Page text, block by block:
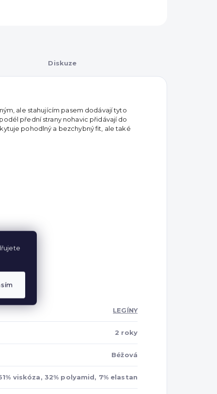
Diskuze
ale stahujícím pasem dodávají tyto
přední strany nohavic přidávají do
pohodlný a bezchybný fit, ale také
LEGÍNY
2 roky
Béžová
viskóza, 32% polyamid, 7% elastan